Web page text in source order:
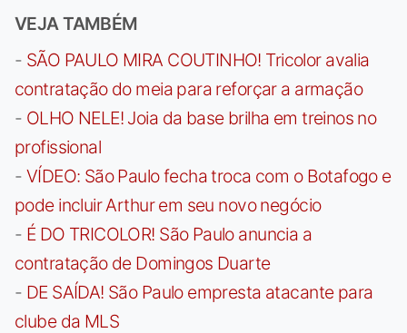
VEJA TAMBÉM
- SÃO PAULO MIRA COUTINHO! Tricolor avalia
contratação do meia para reforçar a armação
- OLHO NELE! Joia da base brilha em treinos no
profissional
- VÍDEO: São Paulo fecha troca com o Botafogo e
pode incluir Arthur em seu novo negócio
- É DO TRICOLOR! São Paulo anuncia a
contratação de Domingos Duarte
- DE SAÍDA! São Paulo empresta atacante para
clube da MLS